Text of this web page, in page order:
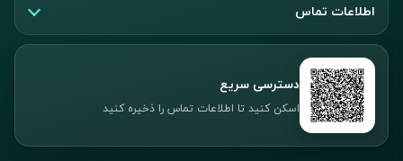
اطلاعات تماس
دسترسی سریع
اسکن کنید تا اطلاعات تماس را ذخیره کنید